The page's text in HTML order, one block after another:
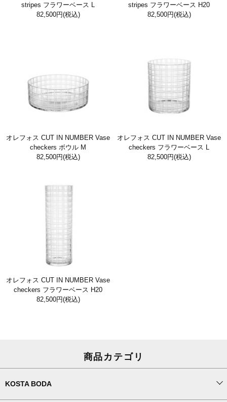
stripes フラワーベース L
82,500円(税込)
stripes フラワーベース H20
82,500円(税込)
オレフォス CUT IN NUMBER Vase
checkers ボウル M
82,500円(税込)
オレフォス CUT IN NUMBER Vase
checkers フラワーベース L
82,500円(税込)
オレフォス CUT IN NUMBER Vase
checkers フラワーベース H20
82,500円(税込)
商品カテゴリ
KOSTA BODA